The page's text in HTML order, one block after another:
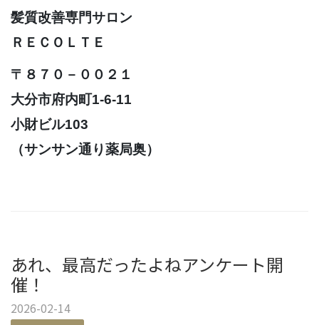
髪質改善専門サロン
ＲＥＣＯＬＴＥ
〒８７０－００２１
大分市府内町1-6-11
小財ビル103
（サンサン通り薬局奥）
あれ、最高だったよねアンケート開
催！
2026-02-14